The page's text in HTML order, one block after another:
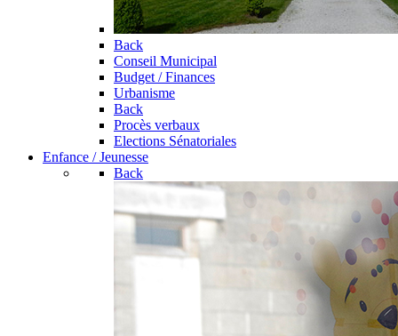
Back
Conseil Municipal
Budget / Finances
Urbanisme
Back
Procès verbaux
Elections Sénatoriales
Enfance / Jeunesse
Back